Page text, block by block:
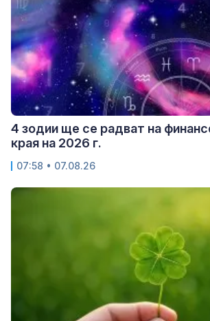
4 зодии ще се радват на
края на 2026 г.
07:58 • 07.08.26